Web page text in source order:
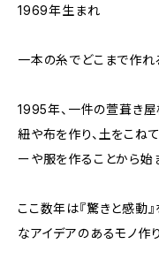
1969年生まれ
一本の糸でどこまで作れ
1995年、一件の萱葺き
紐や布を作り、土をこね
ーや服を作ることから始
ここ数年は『驚きと感動
なアイデアのあるモノ作